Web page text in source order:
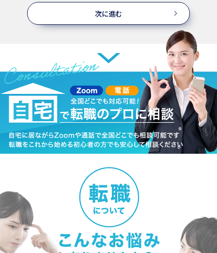
次に進む